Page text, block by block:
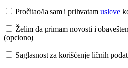
Pročitao/la sam i prihvatam uslove
Želim da primam novosti i
(opciono)
Saglasnost za korišćenje ličnih